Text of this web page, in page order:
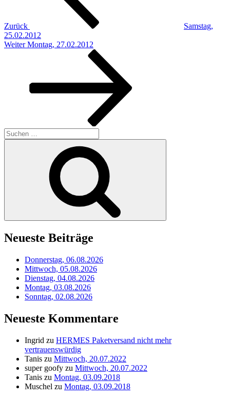
Zurück
Samstag,
25.02.2012
Nächster
Weiter Montag, 27.02.2012
Suchen
nach:
Neueste Beiträge
Donnerstag, 06.08.2026
Mittwoch, 05.08.2026
Dienstag, 04.08.2026
Montag, 03.08.2026
Sonntag, 02.08.2026
Neueste Kommentare
Ingrid zu HERMES Paketversand nicht mehr
vertrauenswürdig
Tanis zu Mittwoch, 20.07.2022
super goofy zu Mittwoch, 20.07.2022
Tanis zu Montag, 03.09.2018
Muschel zu Montag, 03.09.2018